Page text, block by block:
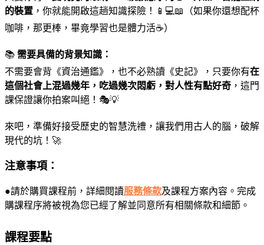
的裝置 ，你就能開啟這趟知識探險！📱💻📖（如果你還想配杯
咖啡，那更棒，畢竟學習也是體力活☕）
📚 需要具備的背景知識：
不需要會背《資治通鑑》，也不必熟讀《史記》，只要你有在
這個社會上混過幾年，吃過幾次悶虧，對人性有點好奇 ，這門
課保證讓你拍案叫絕！🎭💡
來吧，準備好接受歷史的智慧洗禮，讓我們用古人的腦，破解
現代的坑！🚀
注意事項：
●請於購買課程前，詳細閱讀服務條款及課程方案內容。完成
購課程序將被視為您已經了解並同意所有相關條款和細節。
課程要點